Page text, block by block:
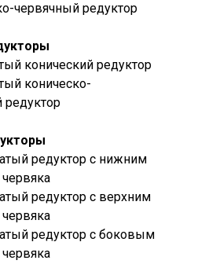
червячный редуктор
конический редуктор
коническо-
редуктор
редуктор с нижним
редуктор с верхним
редуктор с боковым